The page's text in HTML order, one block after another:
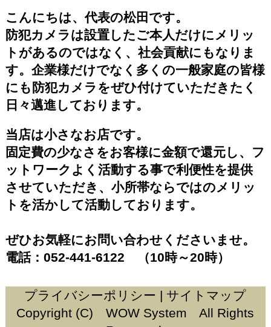
こんにちは、代表の松田です。
防犯カメラは設置したご本人だけにメリッ
トがあるのではなく、社会貢献にもなりま
す。企業様だけでなく多くの一般家庭の皆様
にも防犯カメラをぜひ付けていただきたく
日々邁進しております。
当店は小さなお店です。
固定費の少なさをお客様に金額で還元し、フ
ットワークよく活動する事で利便性を提供
させていただき、小所帯ならではのメリッ
トを活かして活動しております。
ぜひお気軽にお問い合わせくださいませ。
電話：052-441-6122 （10時～20時）
プライバシーポリシー | サイトマップ
Copyright (C) WOW System All Rights